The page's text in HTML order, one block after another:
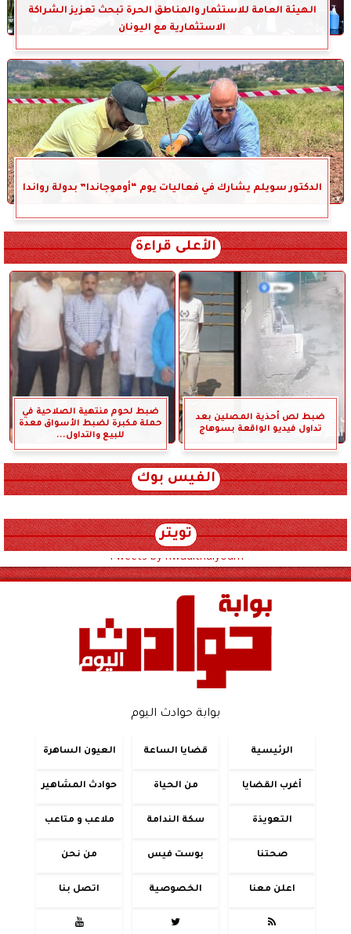
الهيئة العامة للاستثمار والمناطق الحرة تبحث تعزيز الشراكة
الاستثمارية مع اليونان
الدكتور سويلم يشارك في فعاليات يوم “أوموجاندا” بدولة رواندا
الأعلى قراءة
ضبط لص أحذية المصلين بعد
تداول فيديو الواقعة بسوهاج
ضبط لحوم منتهية الصلاحية في
حملة مكبرة لضبط الأسواق معدة
للبيع والتداول...
الفيس بوك
تويتر
Tweets by hwadithalyoum
بوابة حوادث اليوم
الرئيسية قضايا الساعة العيون الساهرة
أغرب القضايا من الحياة حوادث المشاهير
التعويذة سكة الندامة ملاعب و متاعب
صحتنا بوست فيس من نحن
اعلن معنا الخصوصية اتصل بنا


